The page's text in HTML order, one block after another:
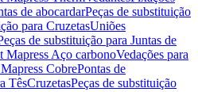
de abocardarPeças de substituição
para CruzetasUniões
de substituição para Juntas de
Mapress Aço carbonoVedações para
CobrePontas de
TêsCruzetasPeças de substituição